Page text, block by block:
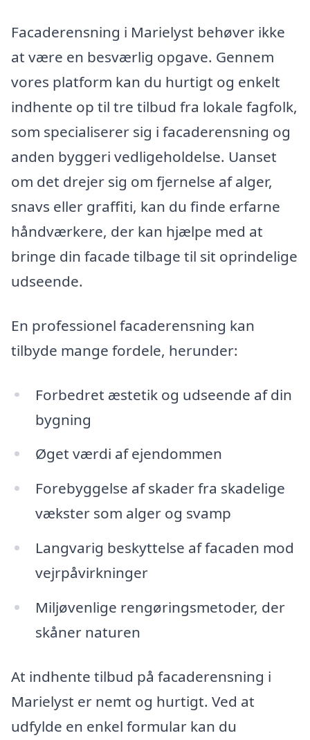
Facaderensning i Marielyst behøver ikke
at være en besværlig opgave. Gennem
vores platform kan du hurtigt og enkelt
indhente op til tre tilbud fra lokale fagfolk,
som specialiserer sig i facaderensning og
anden byggeri vedligeholdelse. Uanset
om det drejer sig om fjernelse af alger,
snavs eller graffiti, kan du finde erfarne
håndværkere, der kan hjælpe med at
bringe din facade tilbage til sit oprindelige
udseende.
En professionel facaderensning kan
tilbyde mange fordele, herunder:
Forbedret æstetik og udseende af din
bygning
Øget værdi af ejendommen
Forebyggelse af skader fra skadelige
vækster som alger og svamp
Langvarig beskyttelse af facaden mod
vejrpåvirkninger
Miljøvenlige rengøringsmetoder, der
skåner naturen
At indhente tilbud på facaderensning i
Marielyst er nemt og hurtigt. Ved at
udfylde en enkel formular kan du